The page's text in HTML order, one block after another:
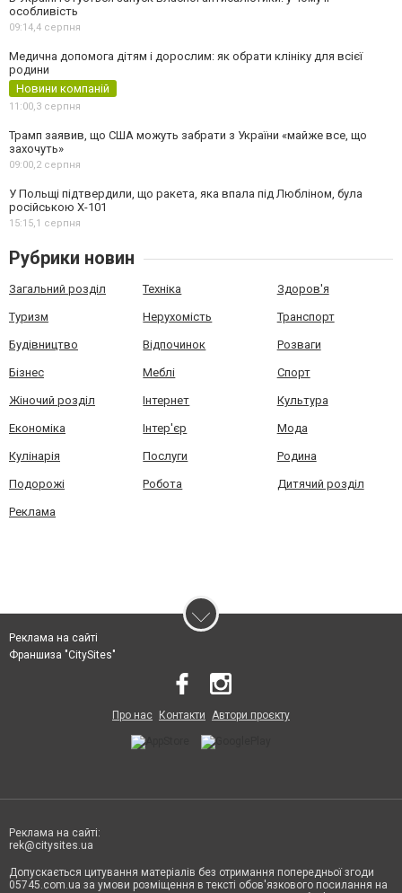
особливість
09:14,4 серпня
Медична допомога дітям і дорослим: як обрати клініку для всієї
родини
Новини компаній
11:00,3 серпня
Трамп заявив, що США можуть забрати з України «майже все, що
захочуть»
09:00,2 серпня
У Польщі підтвердили, що ракета, яка впала під Любліном, була
російською Х-101
15:15,1 серпня
Рубрики новин
Загальний розділ Техніка Здоров'я
Туризм Нерухомість Транспорт
Будівництво Відпочинок Розваги
Бізнес Меблі Спорт
Жіночий розділ Інтернет Культура
Економіка Інтер'єр Мода
Кулінарія Послуги Родина
Подорожі Робота Дитячий розділ
Реклама
Реклама на сайті
Франшиза "CitySites"
Про нас Контакти Автори проєкту
Реклама на сайті:
rek@citysites.ua
Допускається цитування матеріалів без отримання попередньої згоди
05745.com.ua за умови розміщення в тексті обов'язкового посилання на